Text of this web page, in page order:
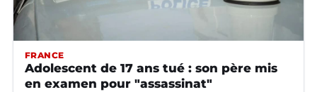
FRANCE
Adolescent de 17 ans tué : son père mis
en examen pour "assassinat"